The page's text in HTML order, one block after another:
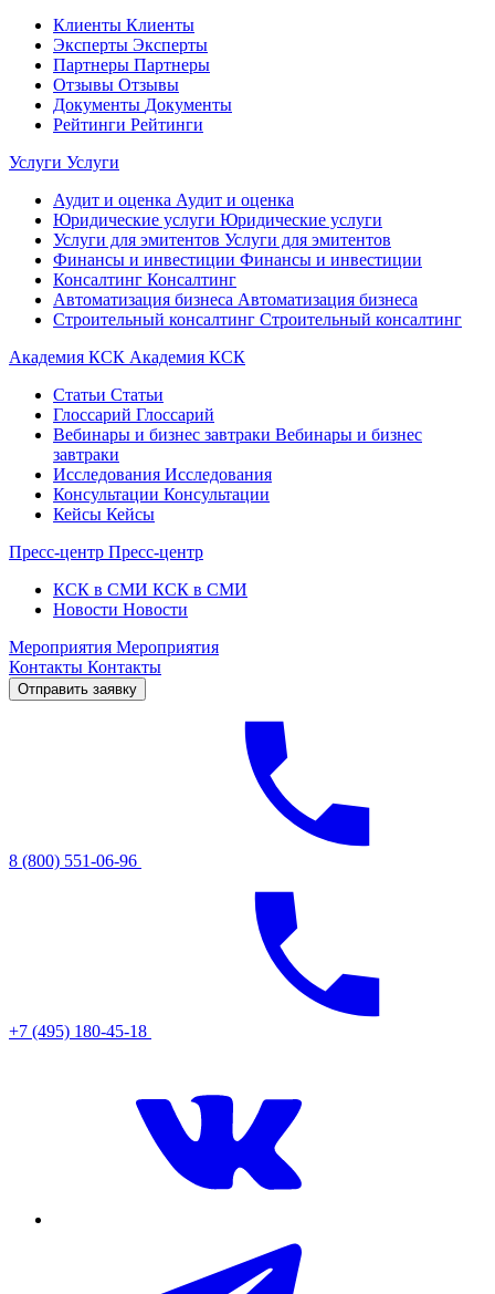
Клиенты Клиенты
Эксперты Эксперты
Партнеры Партнеры
Отзывы Отзывы
Документы Документы
Рейтинги Рейтинги
Услуги Услуги
Аудит и оценка Аудит и оценка
Юридические услуги Юридические услуги
Услуги для эмитентов Услуги для эмитентов
Финансы и инвестиции Финансы и инвестиции
Консалтинг Консалтинг
Автоматизация бизнеса Автоматизация бизнеса
Строительный консалтинг Строительный консалтинг
Академия КСК Академия КСК
Статьи Статьи
Глоссарий Глоссарий
Вебинары и бизнес завтраки Вебинары и бизнес
завтраки
Исследования Исследования
Консультации Консультации
Кейсы Кейсы
Пресс-центр Пресс-центр
КСК в СМИ КСК в СМИ
Новости Новости
Мероприятия Мероприятия
Контакты Контакты
Отправить заявку
8 (800) 551-06-96
+7 (495) 180-45-18